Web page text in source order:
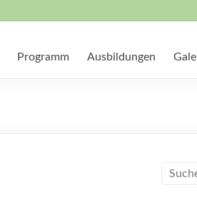
Programm Ausbildungen